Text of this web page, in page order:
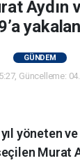
Aydın
GÜNDEM
Güncelleme:
yöneten
Murat